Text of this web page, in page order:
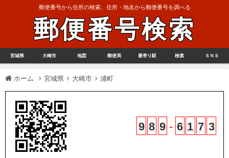
郵便番号から住所の検索、住所・地名から郵便番号を調べる
郵便番号検索
宮城県 大崎市 地図 郵便局 最寄り駅 検索 ＳＮＳ
ホーム 宮城県 大崎市 浦町
9 8 9 - 6 1 7 3